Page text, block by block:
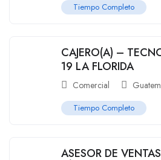
Tiempo Completo
CAJERO(A) –
19 LA FLORIDA
Comercial
Tiempo Completo
ASESOR DE